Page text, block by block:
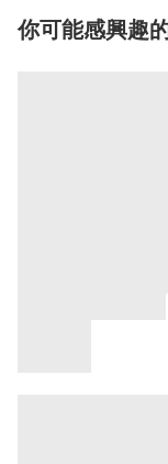
你可能感興趣